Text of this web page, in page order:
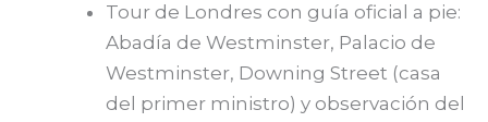
Tour de Londres con guía oficial a pie:
Abadía de Westminster, Palacio de
Westminster, Downing Street (casa
del primer ministro) y observación del